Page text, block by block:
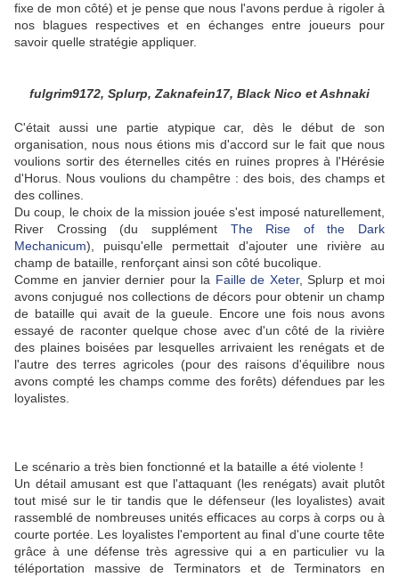
fixe de mon côté) et je pense que nous l'avons perdue à rigoler à
nos blagues respectives et en échanges entre joueurs pour
savoir quelle stratégie appliquer.
fulgrim9172, Splurp, Zaknafein17, Black Nico et Ashnaki
C'était aussi une partie atypique car, dès le début de son
organisation, nous nous étions mis d'accord sur le fait que nous
voulions sortir des éternelles cités en ruines propres à l'Hérésie
d'Horus. Nous voulions du champêtre : des bois, des champs et
des collines.
Du coup, le choix de la mission jouée s'est imposé naturellement,
River Crossing (du supplément The Rise of the Dark
Mechanicum), puisqu'elle permettait d'ajouter une rivière au
champ de bataille, renforçant ainsi son côté bucolique.
Comme en janvier dernier pour la Faille de Xeter, Splurp et moi
avons conjugué nos collections de décors pour obtenir un champ
de bataille qui avait de la gueule. Encore une fois nous avons
essayé de raconter quelque chose avec d'un côté de la rivière
des plaines boisées par lesquelles arrivaient les renégats et de
l'autre des terres agricoles (pour des raisons d'équilibre nous
avons compté les champs comme des forêts) défendues par les
loyalistes.
Le scénario a très bien fonctionné et la bataille a été violente !
Un détail amusant est que l'attaquant (les renégats) avait plutôt
tout misé sur le tir tandis que le défenseur (les loyalistes) avait
rassemblé de nombreuses unités efficaces au corps à corps ou à
courte portée. Les loyalistes l'emportent au final d'une courte tête
grâce à une défense très agressive qui a en particulier vu la
téléportation massive de Terminators et de Terminators en